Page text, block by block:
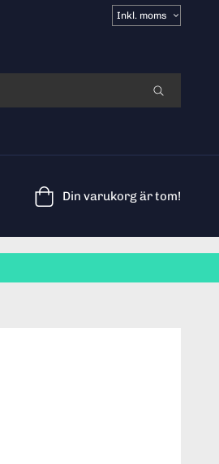
Välj
moms
Din varukorg är tom!